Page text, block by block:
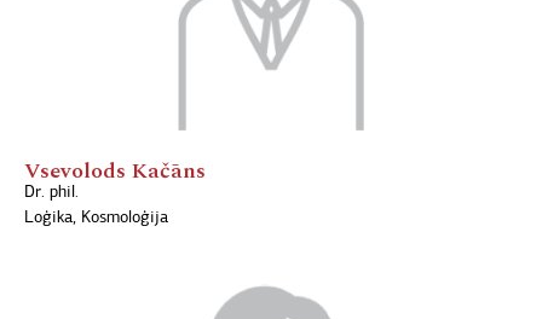
Vsevolods Kačāns
Dr. phil.
Loģika, Kosmoloģija